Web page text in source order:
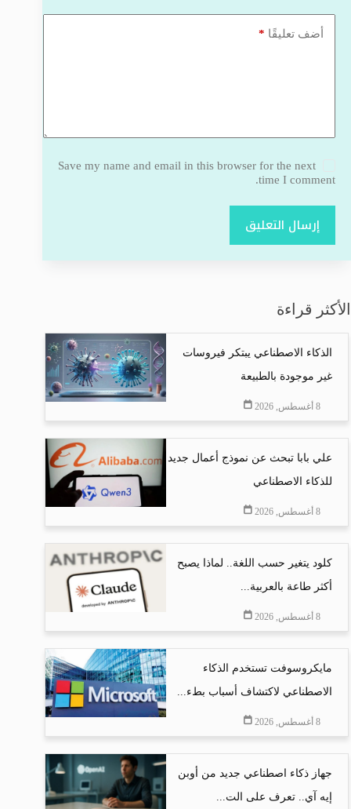
أضف تعليقًا *
Save my name and email in this browser for the next
time I comment.
إرسال التعليق
الأكثر قراءة
الذكاء الاصطناعي يبتكر فيروسات
غير موجودة بالطبيعة
8 أغسطس, 2026
علي بابا تبحث عن نموذج أعمال جديد
للذكاء الاصطناعي
8 أغسطس, 2026
كلود يتغير حسب اللغة.. لماذا يصبح
أكثر طاعة بالعربية...
8 أغسطس, 2026
مايكروسوفت تستخدم الذكاء
الاصطناعي لاكتشاف أسباب بطء...
8 أغسطس, 2026
جهاز ذكاء اصطناعي جديد من أوبن
إيه آي.. تعرف على الت...